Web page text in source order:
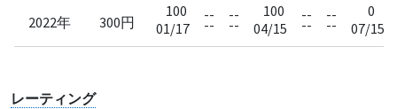
2022年 300円
100
01/17
--
--
--
--
100
04/15
--
--
--
--
0
07/15
レーティング